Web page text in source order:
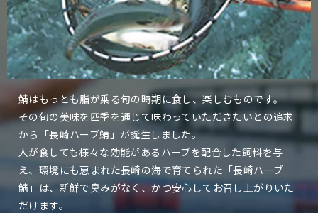
鯖はもっとも脂が乗る旬の時期に食し、楽しむものです。
その旬の美味を四季を通じて味わっていただきたいとの追求
から「長崎ハーブ鯖」が誕生しました。
人が食しても様々な効能があるハーブを配合した飼料を与
え、環境にも恵まれた長崎の海で育てられた「長崎ハーブ
鯖」は、新鮮で臭みがなく、かつ安心してお召し上がりいた
だけます。